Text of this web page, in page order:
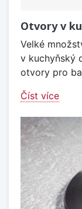
Otvory v
Velké
v kuchyňský
otvory pro
Číst více